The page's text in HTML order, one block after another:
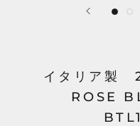
イタリア製
ROSE